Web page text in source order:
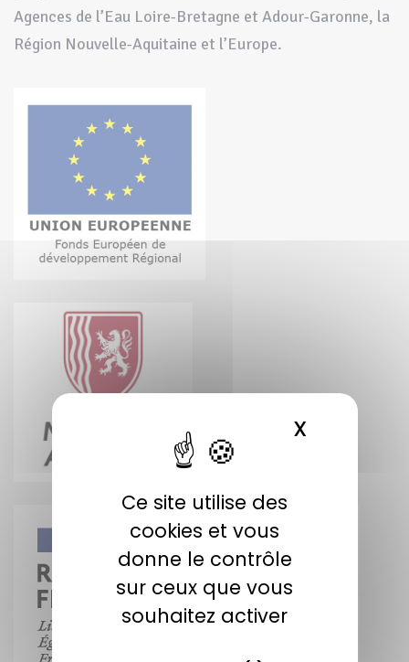
Ce site utilise des
cookies et vous
donne le contrôle
sur ceux que vous
souhaitez activer
X
Agences de l’Eau Loire-Bretagne et Adour-Garonne, la
Région Nouvelle-Aquitaine et l’Europe.